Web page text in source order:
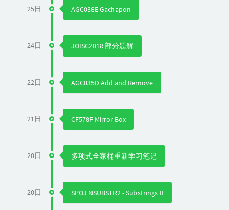
25日 AGC038E Gachapon
24日 JOISC2018 部分题解
22日 AGC035D Add and Remove
21日 CF578F Mirror Box
20日 多项式全家桶重新学习笔记
20日 SPOJ NSUBSTR2 - Substrings II